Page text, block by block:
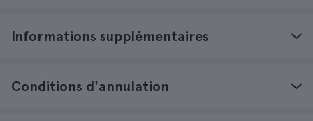
Informations supplémentaires
Conditions d'annulation